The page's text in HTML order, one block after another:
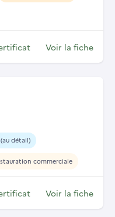
Voir la fiche
détail)
commerciale
Voir la fiche